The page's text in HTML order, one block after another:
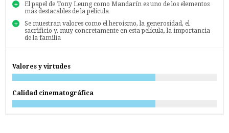
El papel de Tony Leung como Mandarín es uno de los elementos
más destacables de la película
Se muestran valores como el heroísmo, la generosidad, el
sacrificio y, muy concretamente en esta película, la importancia
de la familia
Valores y virtudes
Calidad cinematográfica